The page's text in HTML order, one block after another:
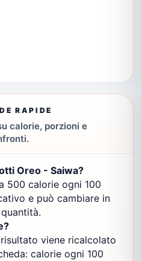
RAPIDE
calorie, porzioni e
Oreo - Saiwa?
500 calorie ogni 100
e può cambiare in
viene ricalcolato
calorie ogni 100